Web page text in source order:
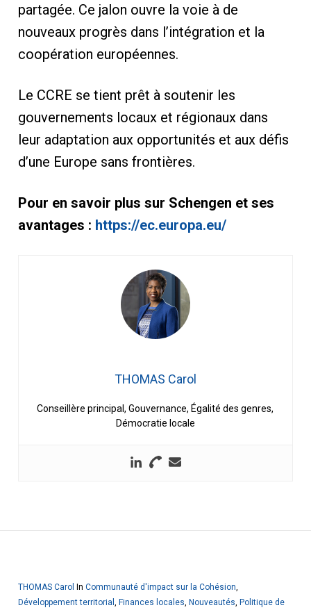
partagée. Ce jalon ouvre la voie à de
nouveaux progrès dans l’intégration et la
coopération européennes.
Le CCRE se tient prêt à soutenir les
gouvernements locaux et régionaux dans
leur adaptation aux opportunités et aux défis
d’une Europe sans frontières.
Pour en savoir plus sur Schengen et ses
avantages : https://ec.europa.eu/
THOMAS Carol
Conseillère principal, Gouvernance, Égalité des genres,
Démocratie locale
THOMAS Carol In Communauté d'impact sur la Cohésion
Développement territorial
Finances locales Nouveautés Politique de